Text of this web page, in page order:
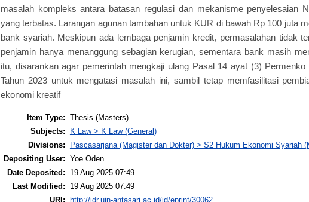
masalah kompleks antara batasan regulasi dan mekanisme penyelesaian
yang terbatas. Larangan agunan tambahan untuk KUR di bawah Rp 100 juta
bank syariah. Meskipun ada lembaga penjamin kredit, permasalahan tidak
penjamin hanya menanggung sebagian kerugian, sementara bank masih
itu, disarankan agar pemerintah mengkaji ulang Pasal 14 ayat (3)
Tahun 2023 untuk mengatasi masalah ini, sambil tetap memfasilitasi
ekonomi kreatif
Item Type: Thesis (Masters)
Subjects:
K Law > K Law (General)
Divisions:
Pascasarjana (Magister dan Dokter) > S2 Hukum Ekonomi Syariah
Depositing User: Yoe Oden
Date Deposited:
19 Aug 2025 07:49
Last Modified:
19 Aug 2025 07:49
URI: http://idr.uin-antasari.ac.id/id/eprint/30062